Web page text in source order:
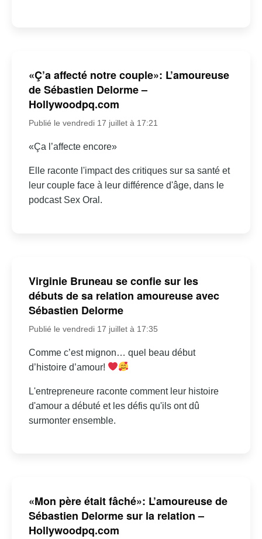
«Ç’a affecté notre couple»: L’amoureuse
de Sébastien Delorme –
Hollywoodpq.com
Publié le vendredi 17 juillet à 17:21
«Ça l’affecte encore»
Elle raconte l'impact des critiques sur sa santé et
leur couple face à leur différence d'âge, dans le
podcast Sex Oral.
Virginie Bruneau se confie sur les
débuts de sa relation amoureuse avec
Sébastien Delorme
Publié le vendredi 17 juillet à 17:35
Comme c’est mignon… quel beau début
d’histoire d’amour!
L'entrepreneure raconte comment leur histoire
d'amour a débuté et les défis qu'ils ont dû
surmonter ensemble.
«Mon père était fâché»: L’amoureuse de
Sébastien Delorme sur la relation –
Hollywoodpq.com